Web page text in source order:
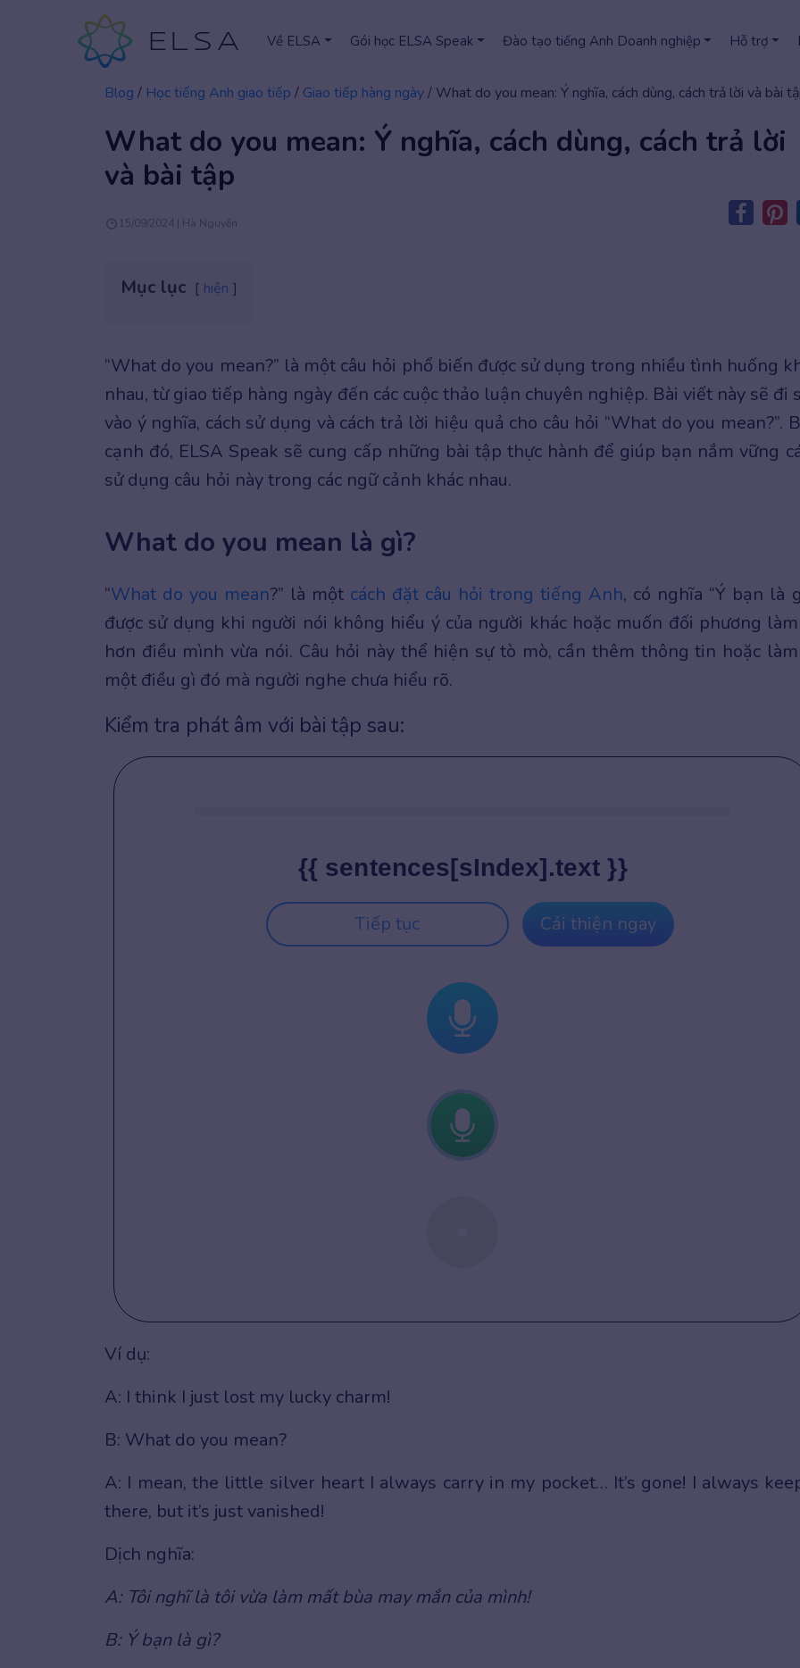
Về ELSA Gói học ELSA Speak Đào tạo tiếng Anh Doanh nghiệp Hỗ trợ
Blog / Học tiếng Anh giao tiếp / Giao tiếp hàng ngày/ What do you mean: Ý nghĩa, cách dùng, cách trả lời và bài
What do you mean: Ý nghĩa, cách dùng, cách trả lời
và bài tập
15/09/2024 | Hà Nguyễn
Mục lục hiện
“What do you mean?” là một câu hỏi phổ biến được sử dụng trong nhiều tình huống
nhau, từ giao tiếp hàng ngày đến các cuộc thảo luận chuyên nghiệp. Bài viết này sẽ đi
vào ý nghĩa, cách sử dụng và cách trả lời hiệu quả cho câu hỏi “What do you mean?”.
cạnh đó, ELSA Speak sẽ cung cấp những bài tập thực hành để giúp bạn nắm vững
sử dụng câu hỏi này trong các ngữ cảnh khác nhau.
What do you mean là gì?
“What do you mean?” là một cách đặt câu hỏi trong tiếng Anh, có nghĩa “Ý bạn là
được sử dụng khi người nói không hiểu ý của người khác hoặc muốn đối phương
hơn điều mình vừa nói. Câu hỏi này thể hiện sự tò mò, cần thêm thông tin hoặc
một điều gì đó mà người nghe chưa hiểu rõ.
Kiểm tra phát âm với bài tập sau:
{{ sentences[sIndex].text }}
Tiếp tục Cải thiện ngay
Ví dụ:
A: I think I just lost my lucky charm!
B: What do you mean?
A: I mean, the little silver heart I always carry in my pocket… It’s gone! I always
there, but it’s just vanished!
Dịch nghĩa:
A: Tôi nghĩ là tôi vừa làm mất bùa may mắn của mình!
B: Ý bạn là gì?